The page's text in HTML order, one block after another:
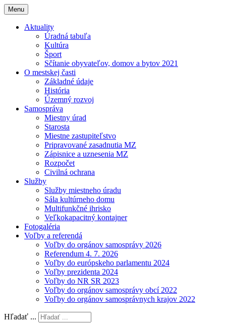
Menu
Aktuality
Úradná tabuľa
Kultúra
Šport
Sčítanie obyvateľov, domov a bytov 2021
O mestskej časti
Základné údaje
História
Územný rozvoj
Samospráva
Miestny úrad
Starosta
Miestne zastupiteľstvo
Pripravované zasadnutia MZ
Zápisnice a uznesenia MZ
Rozpočet
Civilná ochrana
Služby
Služby miestneho úradu
Sála kultúrneho domu
Multifunkčné ihrisko
Veľkokapacitný kontajner
Fotogaléria
Voľby a referendá
Voľby do orgánov samosprávy 2026
Referendum 4. 7. 2026
Voľby do európskeho parlamentu 2024
Voľby prezidenta 2024
Voľby do NR SR 2023
Voľby do orgánov samosprávy obcí 2022
Voľby do orgánov samosprávnych krajov 2022
Hľadať ...